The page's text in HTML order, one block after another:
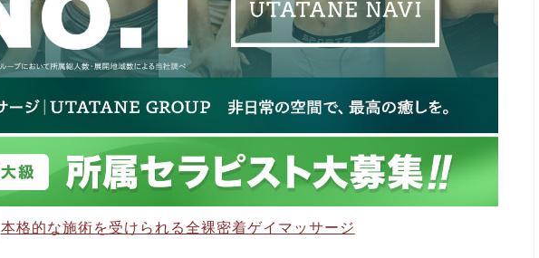
本格的な施術を受けられる全裸密着ゲイマッサージ